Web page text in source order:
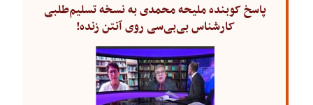
پاسخ کوبنده ملیحه محمدی به نسخه تسلیم‌طلبی
کارشناس بی‌بی‌سی روی آنتن زنده!